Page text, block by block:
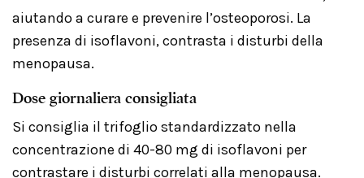
aiutando a curare e prevenire l’osteoporosi. La
presenza di isoflavoni, contrasta i disturbi della
menopausa.
Dose giornaliera consigliata
Si consiglia il trifoglio standardizzato nella
concentrazione di 40-80 mg di isoflavoni per
contrastare i disturbi correlati alla menopausa.